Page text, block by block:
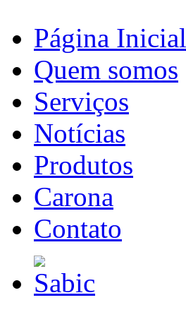
Página Inicial
Quem somos
Serviços
Notícias
Produtos
Carona
Contato